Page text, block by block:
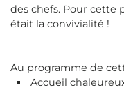
des chefs. Pour cette
était la convivialité !
Au programme de
Accueil